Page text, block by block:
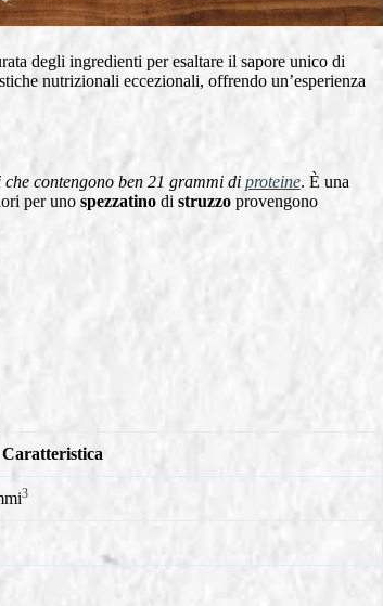
degli ingredienti per esaltare il sapore unico di
nutrizionali eccezionali, offrendo un’esperienza
che contengono ben 21 grammi di proteine. È una
per uno spezzatino di struzzo provengono
Caratteristica
3